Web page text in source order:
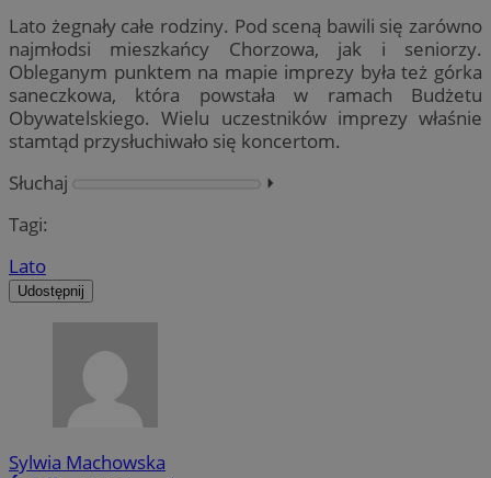
Lato żegnały całe rodziny. Pod sceną bawili się zarówno
najmłodsi mieszkańcy Chorzowa, jak i seniorzy.
Obleganym punktem na mapie imprezy była też górka
saneczkowa, która powstała w ramach Budżetu
Obywatelskiego. Wielu uczestników imprezy właśnie
stamtąd przysłuchiwało się koncertom.
Słuchaj
⏵︎
Tagi:
Lato
Udostępnij
Sylwia Machowska